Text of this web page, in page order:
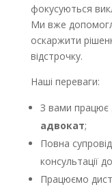
фокусуються
Ми вже
оскаржити
відстрочку.
Наші переваги:
З вами працює
адвокат;
Повна
консультації
Працюємо